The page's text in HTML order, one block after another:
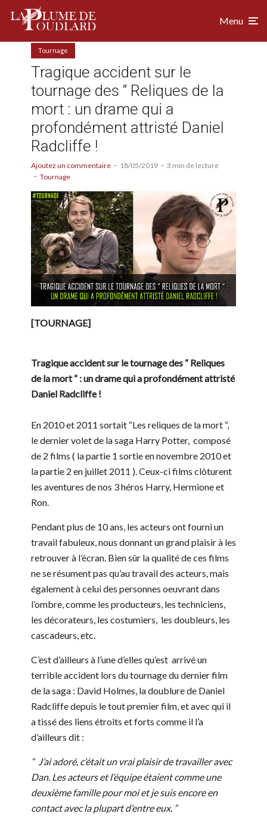
Menu
Tournage
Tragique accident sur le
tournage des “ Reliques de la
mort : un drame qui a
profondément attristé Daniel
Radcliffe !
Ajoutez un commentaire 18/05/2019
3 min de lecture
Tournage
[TOURNAGE]
Tragique accident sur le tournage des “ Reliques
de la mort “ : un drame qui a profondément attristé
Daniel Radcliffe !
En 2010 et 2011 sortait “Les reliques de la mort “,
le dernier volet de la saga Harry Potter, composé
de 2 films ( la partie 1 sortie en novembre 2010 et
la partie 2 en juillet 2011 ). Ceux-ci films clôturent
les aventures de nos 3 héros Harry, Hermione et
Ron.
Pendant plus de 10 ans, les acteurs ont fourni un
travail fabuleux, nous donnant un grand plaisir à les
retrouver à l’écran. Bien sûr la qualité de ces films
ne se résument pas qu’au travail des acteurs, mais
également à celui des personnes oeuvrant dans
l’ombre, comme les producteurs, les techniciens,
les décorateurs, les costumiers, les doubleurs, les
cascadeurs, etc.
C’est d’ailleurs à l’une d’elles qu’est arrivé un
terrible accident lors du tournage du dernier film
de la saga : David Holmes, la doublure de Daniel
Radcliffe depuis le tout premier film, et avec qui il
a tissé des liens étroits et forts comme il l’a
d’ailleurs dit :
“ J’ai adoré, c’était un vrai plaisir de travailler avec
Dan. Les acteurs et l’équipe étaient comme une
deuxième famille pour moi et je suis encore en
contact avec la plupart d’entre eux. “